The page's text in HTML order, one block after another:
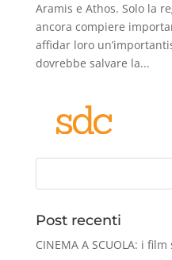
Aramis e Athos. Solo la
ancora compiere
affidar loro
dovrebbe salvare la...
Post recenti
CINEMA A SCUOLA: i